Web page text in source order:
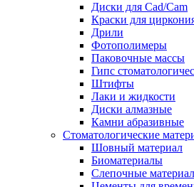
Диски для Cad/Cam
Краски для
Дрили
Фотополимеры
Паковочные массы
Гипс
Штифты
Лаки и жидкости
Диски алмазные
Камни абразивные
Стоматологические
Шовный материал
Биоматериалы
Слепочные